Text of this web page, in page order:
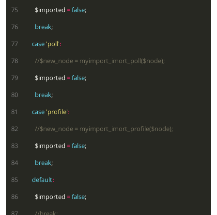
  75
        $imported
=false;
  76
break;
  77
case'poll':
  78
//$new_node = myimport_imort_poll($node);
  79
        $imported
=false;
  80
break;
  81
case'profile':
  82
//$new_node = myimport_imort_profile($node);
  83
        $imported
=false;
  84
break;
  85
default:
  86
        $imported
=false;